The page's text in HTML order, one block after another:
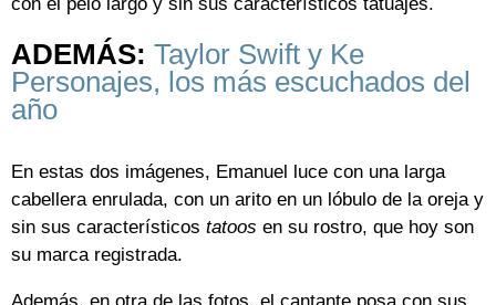
ADEMÁS: Taylor Swift y Ke
Personajes, los más escuchados del
año
En estas dos imágenes, Emanuel luce con una larga
cabellera enrulada, con un arito en un lóbulo de la oreja y
sin sus característicos tatoos en su rostro, que hoy son
su marca registrada.